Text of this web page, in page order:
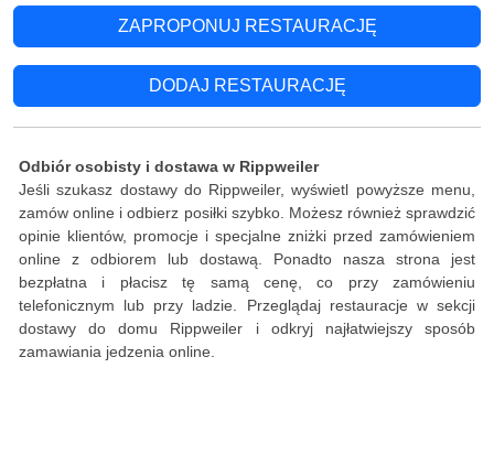
ZAPROPONUJ RESTAURACJĘ
DODAJ RESTAURACJĘ
Odbiór osobisty i dostawa w Rippweiler
Jeśli szukasz dostawy do Rippweiler, wyświetl powyższe menu,
zamów online i odbierz posiłki szybko. Możesz również sprawdzić
opinie klientów, promocje i specjalne zniżki przed zamówieniem
online z odbiorem lub dostawą. Ponadto nasza strona jest
bezpłatna i płacisz tę samą cenę, co przy zamówieniu
telefonicznym lub przy ladzie. Przeglądaj restauracje w sekcji
dostawy do domu Rippweiler i odkryj najłatwiejszy sposób
zamawiania jedzenia online.